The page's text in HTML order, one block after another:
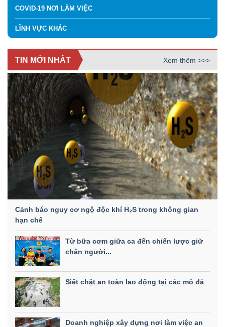
COVID-19 NƠI LÀM VIỆC
LĨNH VỰC KHÁC
TIN MỚI NHẤT Xem thêm >>>
Cảnh báo nguy cơ ngộ độc khí H₂S trong không gian
hạn chế
Từ bữa cơm giữa ca đến chiến lược giữ
chân người...
Siết chặt an toàn lao động tại các mỏ đá
Doanh nghiệp xây dựng nơi làm việc an